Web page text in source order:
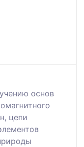
основ
цепи